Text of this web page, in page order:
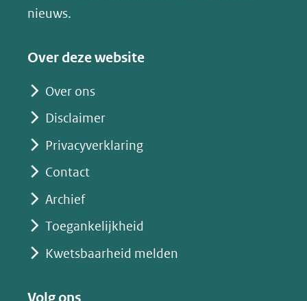
nieuws.
Over deze website
Over ons
Disclaimer
Privacyverklaring
Contact
Archief
Toegankelijkheid
Kwetsbaarheid melden